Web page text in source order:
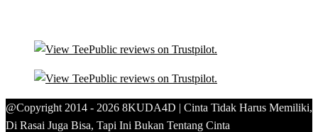
@Copyright 2014 - 2026 8KUDA4D | Cinta Tidak Harus Memiliki,
Di Rasai Juga Bisa, Tapi Ini Bukan Tentang Cinta